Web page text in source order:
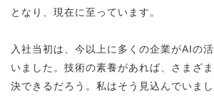
となり、現在に至っています。
入社当初は、今以上に多くの企業がAIの
いました。技術の素養があれば、さまざ
決できるだろう。私はそう見込んでいま